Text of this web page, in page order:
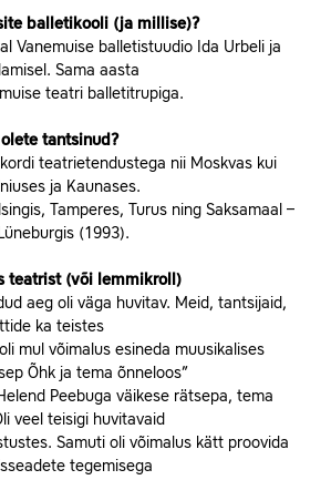
balletikooli (ja millise)?
Vanemuise balletistuudio Ida Urbeli ja
Sama aasta
teatri balletitrupiga.
tantsinud?
teatrietendustega nii Moskvas kui
ja Kaunases.
Tamperes, Turus ning Saksamaal –
(1993).
teatrist (või lemmikroll)
aeg oli väga huvitav. Meid, tantsijaid,
ka teistes
mul võimalus esineda muusikalises
Õhk ja tema õnneloos”
Peebuga väikese rätsepa, tema
veel teisigi huvitavaid
Samuti oli võimalus kätt proovida
tegemisega